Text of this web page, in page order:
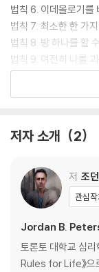
왜 ‘질서 너머’ 인가?
하고 추구해야 마땅하
해독제가 될 수 있지
이미 아는 것 얻은 것
딱하게 굳어버린다.
만물은 그 사이를 끝
리지만, 더 나아질 기
『질서 너머』는 혼돈
칙을 제시함으로써
법칙 6. 이데올로기를
법칙 7. 최소한 한 가
법칙 8. 방 하나를 할
법칙 9. 여전히 나를
법칙 10. 관계의 낭만
법칙 11. 분개하거나
저자 소개 2
저 조
관심
Jordan B.
토론토 대학교 심리
Rules for Life》으